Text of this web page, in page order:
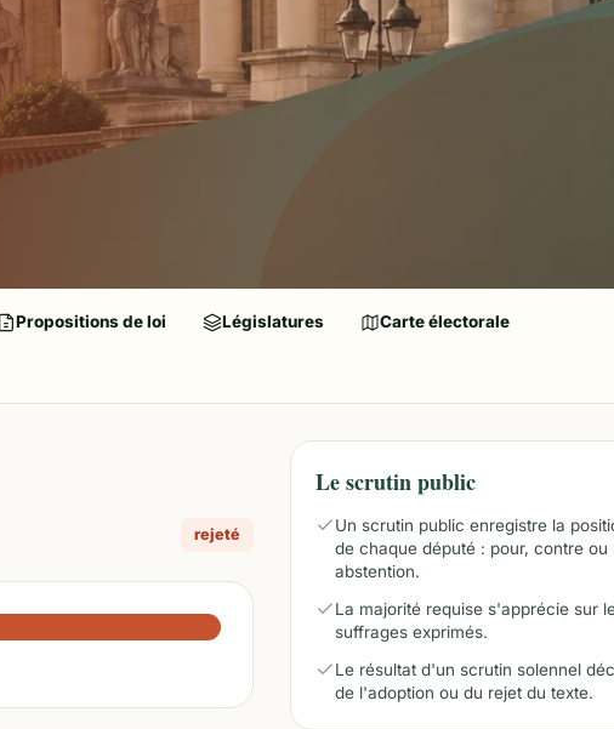
Propositions de loi Législatures Carte électorale
rejeté
Le scrutin public
Un scrutin public enregistre la
de chaque député : pour, contre ou
abstention.
La majorité requise s'apprécie sur
suffrages exprimés.
Le résultat d'un scrutin solennel
de l'adoption ou du rejet du texte.